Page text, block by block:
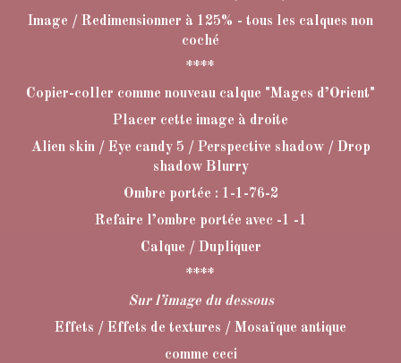
Image / Redimensionner à 125% - tous les calques non
coché
****
Copier-coller comme nouveau calque "Mages d’Orient"
Placer cette image à droite
Alien skin / Eye candy 5 / Perspective shadow / Drop
shadow Blurry
Ombre portée : 1-1-76-2
Refaire l’ombre portée avec -1 -1
Calque / Dupliquer
****
Sur l’image du dessous
Effets / Effets de textures / Mosaïque antique
comme ceci